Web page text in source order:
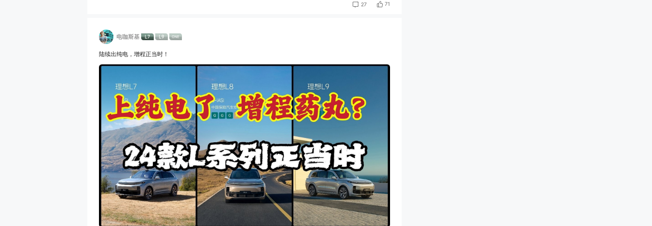
27 71
电咖斯基
陆续出纯电，增程正当时！